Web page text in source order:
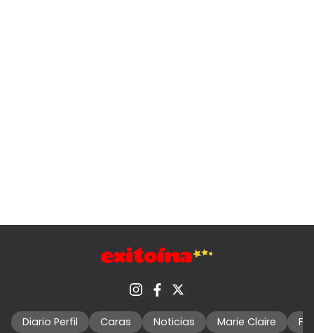
Diario Perfil Caras Noticias Marie Claire